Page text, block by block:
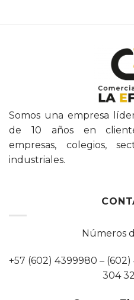
Somos una empresa
de 10 años en
empresas, colegios,
industriales.
Números
+57 (602) 4399980 –
304